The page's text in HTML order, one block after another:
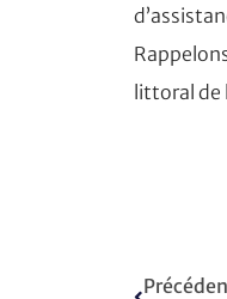
littoral de